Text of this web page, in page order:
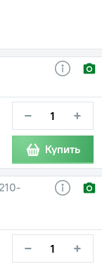
− +
Купить
− +